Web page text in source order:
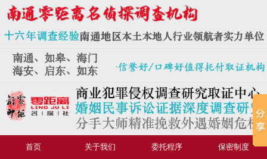
首页 关于我们 委托程序 保密制度